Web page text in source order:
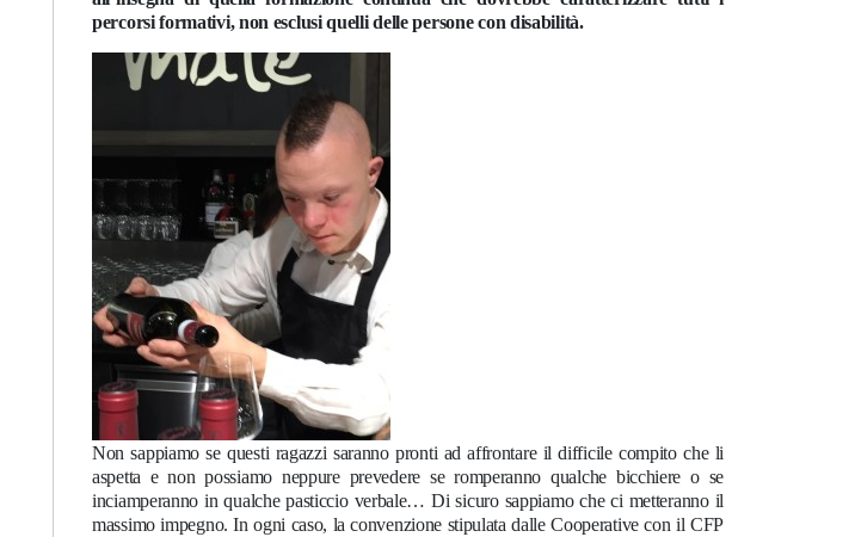
percorsi formativi, non esclusi quelli delle persone con disabilità.
Non sappiamo se questi ragazzi saranno pronti ad affrontare il difficile compito che li
aspetta e non possiamo neppure prevedere se romperanno qualche bicchiere o se
inciamperanno in qualche pasticcio verbale… Di sicuro sappiamo che ci metteranno il
massimo impegno. In ogni caso, la convenzione stipulata dalle Cooperative con il CFP